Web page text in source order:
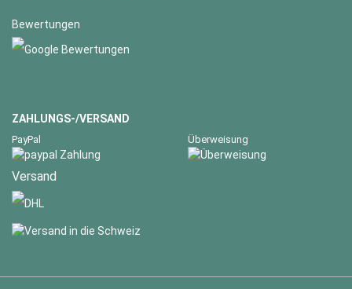
Bewertungen
ZAHLUNGS-/VERSAND
PayPal Überweisung
Versand